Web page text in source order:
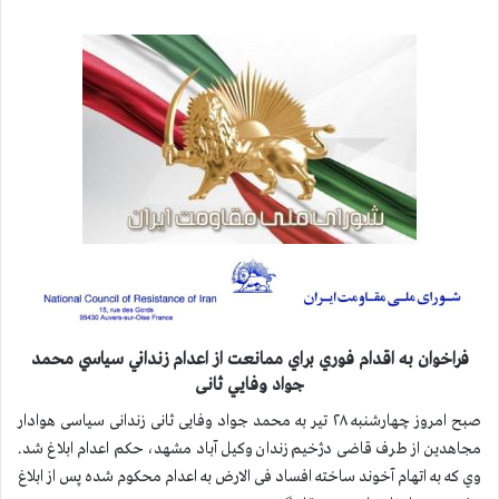
فراخوان به اقدام فوري براي ممانعت از اعدام زنداني سياسي محمد
جواد وفايي ثانی
صبح امروز چهارشنبه ۲۸ تیر به محمد جواد وفایی ثانی زندانی سیاسی هوادار
مجاهدین از طرف قاضی دژخیم زندان وکیل آباد مشهد، حکم اعدام ابلاغ شد.
وي كه به اتهام آخوند ساخته افساد فی الارض به اعدام محکوم شده پس از ابلاغ